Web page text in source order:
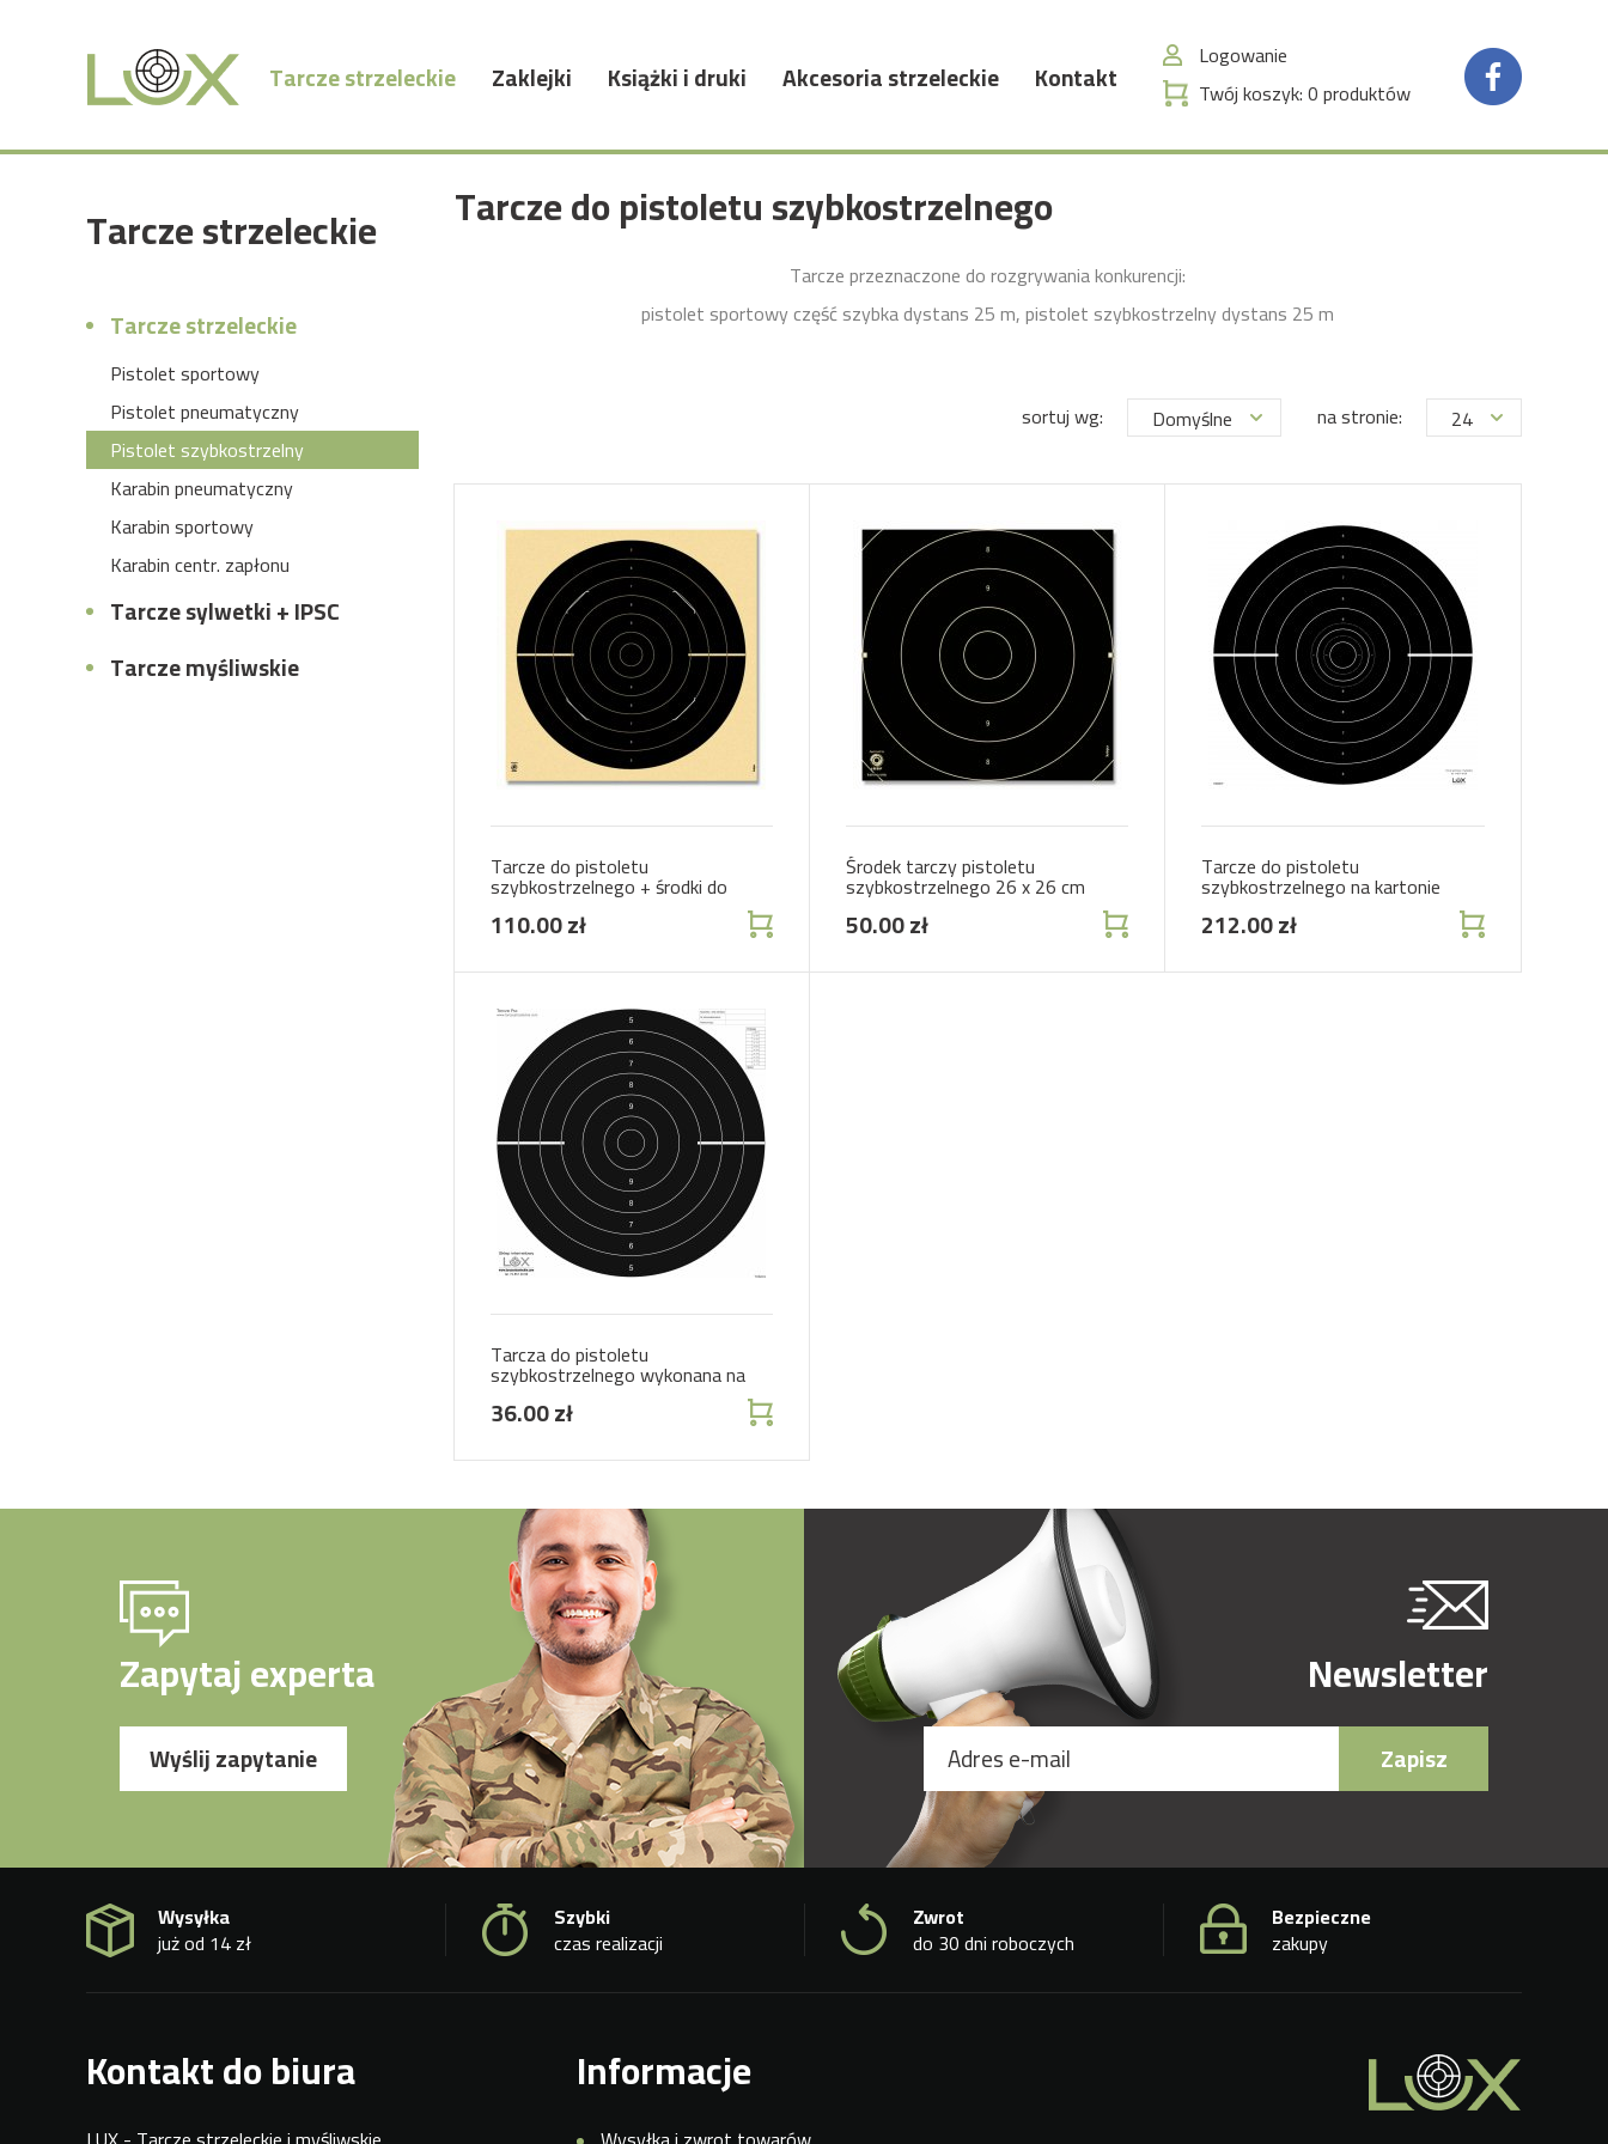
Logowanie
Twój koszyk:0produktów
Tarcze strzeleckie Zaklejki Książki i druki Akcesoria strzeleckie Kontakt
Tarcze strzeleckie
Tarcze strzeleckie
Pistolet sportowy
Pistolet pneumatyczny
Pistolet szybkostrzelny
Karabin pneumatyczny
Karabin sportowy
Karabin centr. zapłonu
Tarcze sylwetki + IPSC
Tarcze myśliwskie
Tarcze do pistoletu szybkostrzelnego
Tarcze przeznaczone do rozgrywania konkurencji:
pistolet sportowy część szybka dystans 25 m, pistolet szybkostrzelny dystans 25 m
sortuj wg: Domyślne na stronie: 24
Tarcze do pistoletu
szybkostrzelnego + środki do
tarcz firmy Krüger
110.00 zł
Środek tarczy pistoletu
szybkostrzelnego 26 x 26 cm
50.00 zł
Tarcze do pistoletu
szybkostrzelnego na kartonie
212.00 zł
Tarcza do pistoletu
szybkostrzelnego wykonana na
papierze offsetowym
36.00 zł
Zapytaj experta
Wyślij zapytanie
Newsletter
Zapisz
Wysyłka
już od 14 zł
Szybki
czas realizacji
Zwrot
do 30 dni roboczych
Bezpieczne
zakupy
Kontakt do biura Informacje